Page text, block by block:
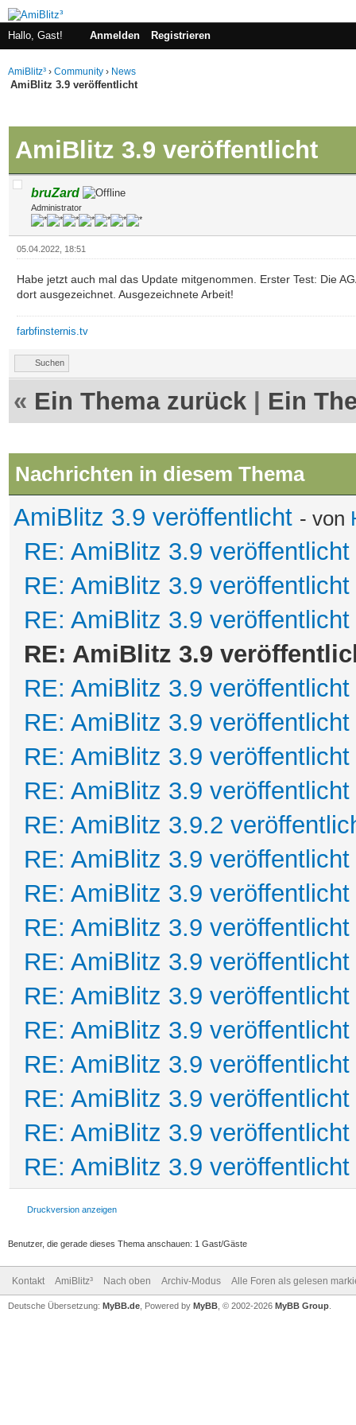
Hallo, Gast! Anmelden Registrieren
AmiBlitz³ › Community › News
AmiBlitz 3.9 veröffentlicht
AmiBlitz 3.9 veröffentlicht
bruZard
Administrator
05.04.2022, 18:51
Habe jetzt auch mal das Update mitgenommen. Erster Test: Die
dort ausgezeichnet. Ausgezeichnete Arbeit!
farbfinsternis.tv
Suchen
« Ein Thema zurück Ein
Nachrichten in diesem Thema
AmiBlitz 3.9 veröffentlicht - von
RE: AmiBlitz 3.9 veröffentlicht
RE: AmiBlitz 3.9 veröffentlicht
RE: AmiBlitz 3.9 veröffentlicht
RE: AmiBlitz 3.9
RE: AmiBlitz 3.9 veröffentlicht
RE: AmiBlitz 3.9 veröffentlicht
RE: AmiBlitz 3.9 veröffentlicht
RE: AmiBlitz 3.9 veröffentlicht
RE: AmiBlitz 3.9.2
RE: AmiBlitz 3.9 veröffentlicht
RE: AmiBlitz 3.9 veröffentlicht
RE: AmiBlitz 3.9 veröffentlicht
RE: AmiBlitz 3.9 veröffentlicht
RE: AmiBlitz 3.9 veröffentlicht
RE: AmiBlitz 3.9 veröffentlicht
RE: AmiBlitz 3.9 veröffentlicht
RE: AmiBlitz 3.9 veröffentlicht
RE: AmiBlitz 3.9 veröffentlicht
RE: AmiBlitz 3.9 veröffentlicht
Druckversion anzeigen
Benutzer, die gerade dieses Thema anschauen: 1 Gast/Gäste
Kontakt AmiBlitz³ Nach oben Archiv-Modus Alle Foren als gelesen
Deutsche Übersetzung: MyBB.de , Powered by MyBB , © 2002-2026 MyBB Group